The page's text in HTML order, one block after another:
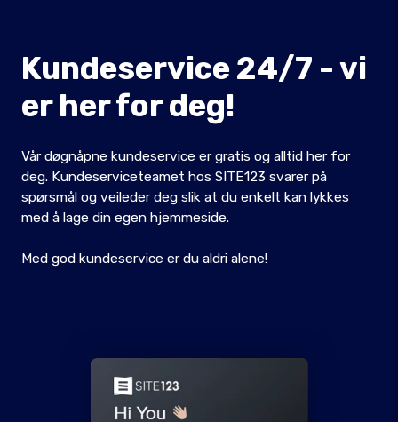
Kundeservice 24/7 - vi
er her for deg!
Vår døgnåpne kundeservice er gratis og alltid her for
deg. Kundeserviceteamet hos SITE123 svarer på
spørsmål og veileder deg slik at du enkelt kan lykkes
med å lage din egen hjemmeside.
Med god kundeservice er du aldri alene!